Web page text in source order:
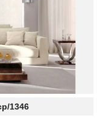
1346